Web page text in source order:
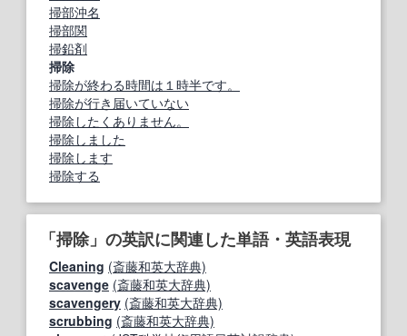
掃部沖名
掃部関
掃鉛剤
掃除
掃除が終わる時間は１時半です。
掃除が行き届いていない
掃除したくありません。
掃除しました
掃除します
掃除する
「掃除」の英訳に関連した単語・英語表現
Cleaning (斎藤和英大辞典)
scavenge (斎藤和英大辞典)
scavengery (斎藤和英大辞典)
scrubbing (斎藤和英大辞典)